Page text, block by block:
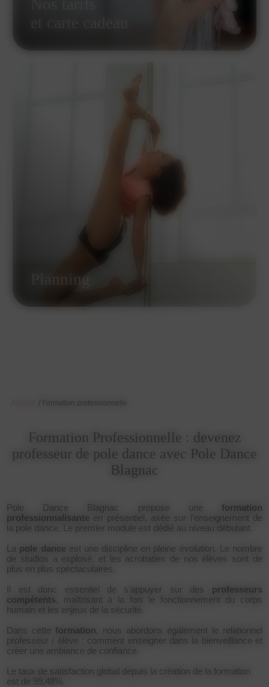
Planning
/ Formation professionnelle
Formation Professionnelle : devenez
professeur de pole dance avec Pole Dance
Blagnac
Pole Dance Blagnac propose une formation
professionnalisante en présentiel, axée sur l’enseignement de
la pole dance. Le premier module est dédié au niveau débutant.
La pole dance est une discipline en pleine évolution. Le nombre
de studios a explosé, et les acrobaties de nos élèves sont de
plus en plus spectaculaires.
Il est donc essentiel de s’appuyer sur des professeurs
compétents , maîtrisant à la fois le fonctionnement du corps
humain et les enjeux de la sécurité.
Dans cette formation , nous abordons également le relationnel
professeur / élève : comment enseigner dans la bienveillance et
créer une ambiance de confiance.
Le taux de satisfaction global depuis la création de la formation
est de 99,48%.